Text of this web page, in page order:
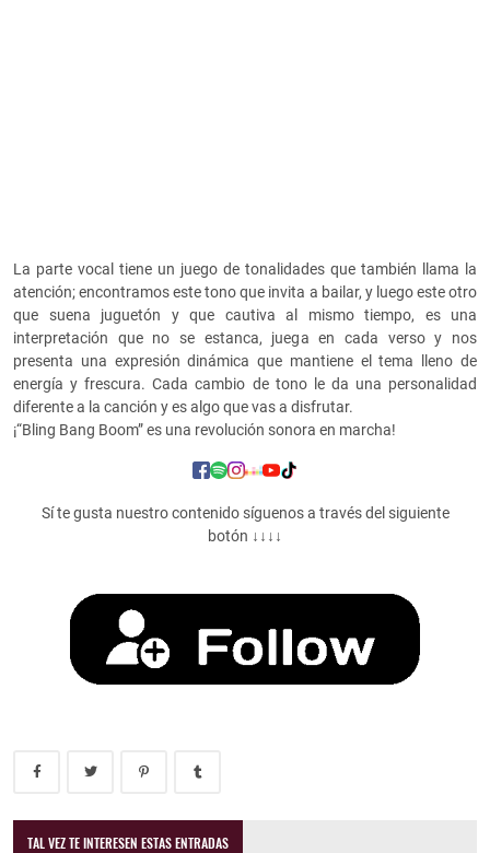
La parte vocal tiene un juego de tonalidades que también llama la
atención; encontramos este tono que invita a bailar, y luego este otro
que suena juguetón y que cautiva al mismo tiempo, es una
interpretación que no se estanca, juega en cada verso y nos
presenta una expresión dinámica que mantiene el tema lleno de
energía y frescura. Cada cambio de tono le da una personalidad
diferente a la canción y es algo que vas a disfrutar.
¡“Bling Bang Boom” es una revolución sonora en marcha!
Sí te gusta nuestro contenido síguenos a través del siguiente
botón ↓↓↓↓
TAL VEZ TE INTERESEN ESTAS ENTRADAS